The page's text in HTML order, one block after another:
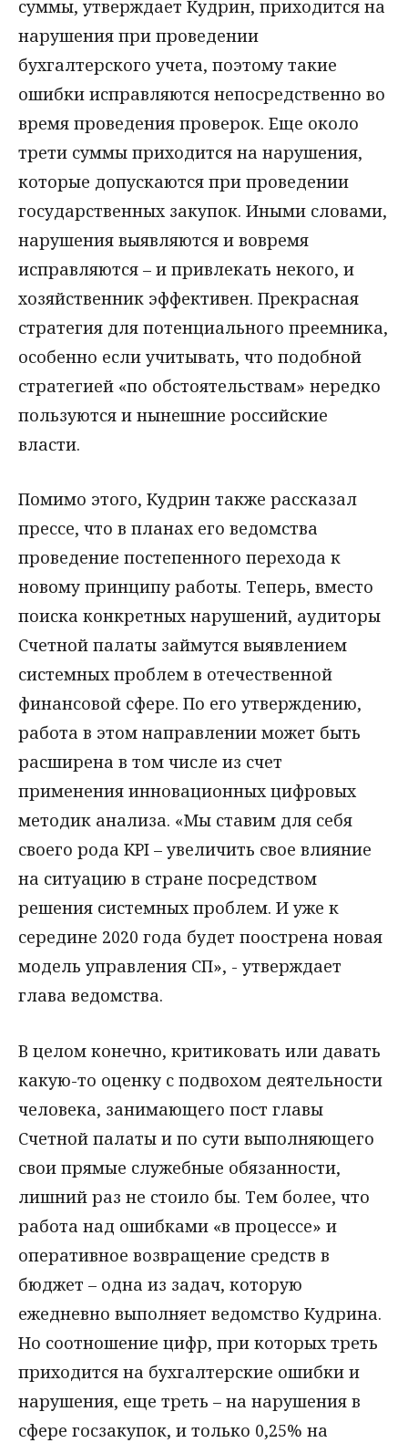
суммы, утверждает Кудрин, приходится на
нарушения при проведении
бухгалтерского учета, поэтому такие
ошибки исправляются непосредственно во
время проведения проверок. Еще около
трети суммы приходится на нарушения,
которые допускаются при проведении
государственных закупок. Иными словами,
нарушения выявляются и вовремя
исправляются – и привлекать некого, и
хозяйственник эффективен. Прекрасная
стратегия для потенциального преемника,
особенно если учитывать, что подобной
стратегией «по обстоятельствам» нередко
пользуются и нынешние российские
власти.
Помимо этого, Кудрин также рассказал
прессе, что в планах его ведомства
проведение постепенного перехода к
новому принципу работы. Теперь, вместо
поиска конкретных нарушений, аудиторы
Счетной палаты займутся выявлением
системных проблем в отечественной
финансовой сфере. По его утверждению,
работа в этом направлении может быть
расширена в том числе из счет
применения инновационных цифровых
методик анализа. «Мы ставим для себя
своего рода KPI – увеличить свое влияние
на ситуацию в стране посредством
решения системных проблем. И уже к
середине 2020 года будет поострена новая
модель управления СП», - утверждает
глава ведомства.
В целом конечно, критиковать или давать
какую-то оценку с подвохом деятельности
человека, занимающего пост главы
Счетной палаты и по сути выполняющего
свои прямые служебные обязанности,
лишний раз не стоило бы. Тем более, что
работа над ошибками «в процессе» и
оперативное возвращение средств в
бюджет – одна из задач, которую
ежедневно выполняет ведомство Кудрина.
Но соотношение цифр, при которых треть
приходится на бухгалтерские ошибки и
нарушения, еще треть – на нарушения в
сфере госзакупок, и только 0,25% на